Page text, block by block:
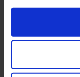
Siamo attivi nel
industriale con i
nel settore d...